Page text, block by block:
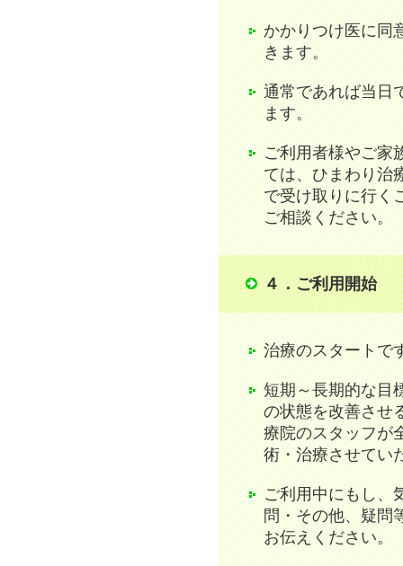
かかりつけ医に同
きます。
通常であれば当日
ます。
ご利用者様やご家
ては、ひまわり治
で受け取りに行く
ご相談ください。
４．ご利用開始
治療のスタートで
短期～長期的な目
の状態を改善させ
療院のスタッフが
術・治療させてい
ご利用中にもし、
問・その他、疑問
お伝えください。